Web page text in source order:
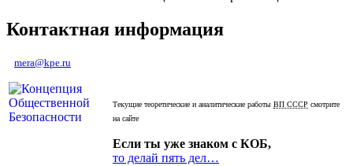
Контактная информация
mera@kpe.ru
Текущие теоретические и аналитические работы ВП СССР смотрите
на сайте
Если ты уже знаком с КОБ,
то делай пять дел…